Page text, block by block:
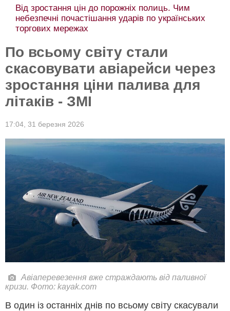
Від зростання цін до порожніх полиць. Чим
небезпечні почастішання ударів по українських
торгових мережах
По всьому світу стали
скасовувати авіарейси через
зростання ціни палива для
літаків - ЗМІ
17:04, 31 березня 2026
Авіаперевезення вже страждають від паливної
кризи. Фото: kayak.com
В один із останніх днів по всьому світу скасували